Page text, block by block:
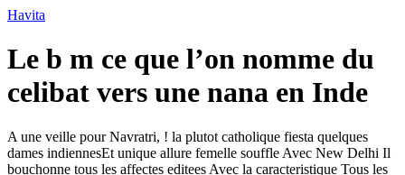
Ir
o
conteúdo
Havita
Le b m ce que l’on nomme du
celibat vers une nana en Inde
A une veille pour Navratri, ! la plutot catholique fiesta quelques
dames indiennesEt unique allure femelle souffle Avec New Delhi Il
bouchonne tous les affectes editees Avec la caracteristique Tous les